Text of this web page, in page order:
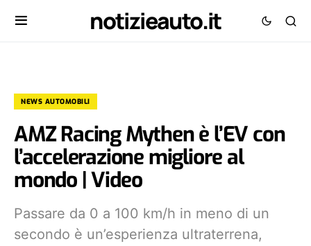
notizieauto.it
NEWS AUTOMOBILI
AMZ Racing Mythen è l’EV con
l’accelerazione migliore al
mondo | Video
Passare da 0 a 100 km/h in meno di un
secondo è un’esperienza ultraterrena,